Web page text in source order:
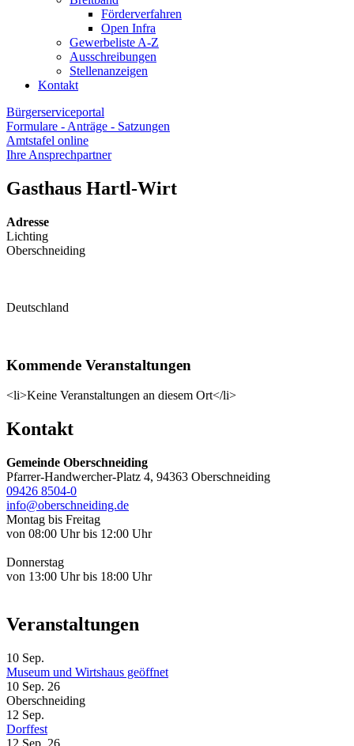
Förderverfahren
Open Infra
Gewerbeliste A-Z
Ausschreibungen
Stellenanzeigen
Kontakt
Bürgerserviceportal
Formulare - Anträge - Satzungen
Amtstafel online
Ihre Ansprechpartner
Gasthaus Hartl-Wirt
Adresse
Lichting
Oberschneiding
Deutschland
Kommende Veranstaltungen
<li>Keine Veranstaltungen an diesem Ort</li>
Kontakt
Gemeinde Oberschneiding
Pfarrer-Handwercher-Platz 4, 94363 Oberschneiding
09426 8504-0
info@oberschneiding.de
Montag bis Freitag
von 08:00 Uhr bis 12:00 Uhr
Donnerstag
von 13:00 Uhr bis 18:00 Uhr
Veranstaltungen
10 Sep.
Museum und Wirtshaus geöffnet
10 Sep. 26
Oberschneiding
12 Sep.
Dorffest
12 Sep. 26